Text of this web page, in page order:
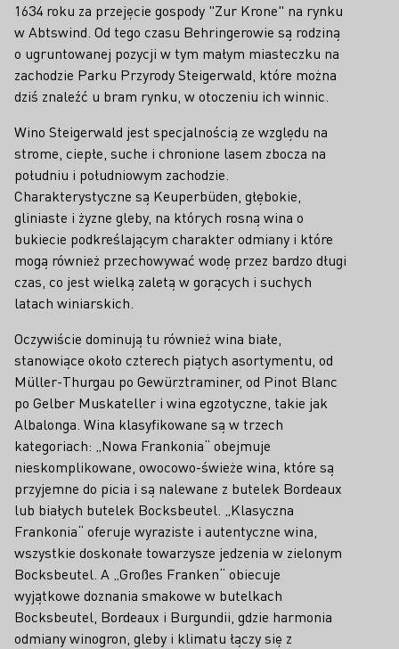
1634 roku za przejęcie gospody "Zur Krone" na rynku
w Abtswind. Od tego czasu Behringerowie są rodziną
o ugruntowanej pozycji w tym małym miasteczku na
zachodzie Parku Przyrody Steigerwald, które można
dziś znaleźć u bram rynku, w otoczeniu ich winnic.
Wino Steigerwald jest specjalnością ze względu na
strome, ciepłe, suche i chronione lasem zbocza na
południu i południowym zachodzie.
Charakterystyczne są Keuperbüden, głębokie,
gliniaste i żyzne gleby, na których rosną wina o
bukiecie podkreślającym charakter odmiany i które
mogą również przechowywać wodę przez bardzo długi
czas, co jest wielką zaletą w gorących i suchych
latach winiarskich.
Oczywiście dominują tu również wina białe,
stanowiące około czterech piątych asortymentu, od
Müller-Thurgau po Gewürztraminer, od Pinot Blanc
po Gelber Muskateller i wina egzotyczne, takie jak
Albalonga. Wina klasyfikowane są w trzech
kategoriach: „Nowa Frankonia“ obejmuje
nieskomplikowane, owocowo-świeże wina, które są
przyjemne do picia i są nalewane z butelek Bordeaux
lub białych butelek Bocksbeutel. „Klasyczna
Frankonia“ oferuje wyraziste i autentyczne wina,
wszystkie doskonałe towarzysze jedzenia w zielonym
Bocksbeutel. A „Großes Franken“ obiecuje
wyjątkowe doznania smakowe w butelkach
Bocksbeutel, Bordeaux i Burgundii, gdzie harmonia
odmiany winogron, gleby i klimatu łączy się z